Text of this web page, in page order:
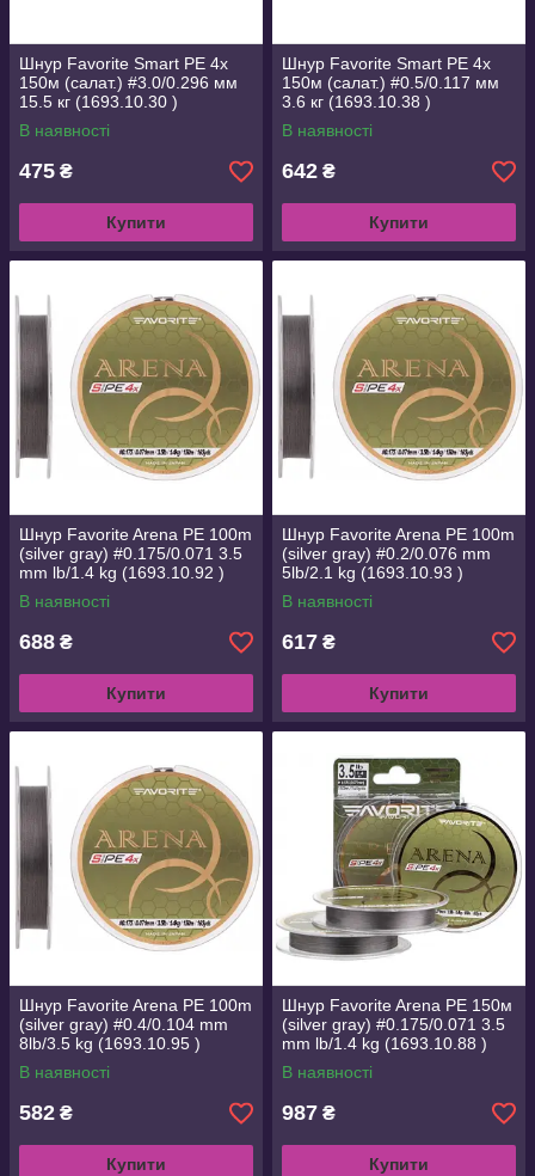
Шнур Favorite Smart PE 4x
150м (салат.) #3.0/0.296 мм
15.5 кг (1693.10.30 )
В наявності
475 ₴
Купити
Шнур Favorite Smart PE 4x
150м (салат.) #0.5/0.117 мм
3.6 кг (1693.10.38 )
В наявності
642 ₴
Купити
Шнур Favorite Arena PE 100m
(silver gray) #0.175/0.071 3.5
mm lb/1.4 kg (1693.10.92 )
В наявності
688 ₴
Купити
Шнур Favorite Arena PE 100m
(silver gray) #0.2/0.076 mm
5lb/2.1 kg (1693.10.93 )
В наявності
617 ₴
Купити
Шнур Favorite Arena PE 100m
(silver gray) #0.4/0.104 mm
8lb/3.5 kg (1693.10.95 )
В наявності
582 ₴
Купити
Шнур Favorite Arena PE 150м
(silver gray) #0.175/0.071 3.5
mm lb/1.4 kg (1693.10.88 )
В наявності
987 ₴
Купити